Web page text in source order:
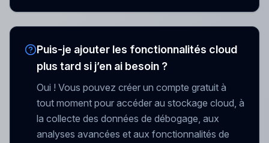
Puis-je ajouter les fonctionnalités cloud
plus tard si j’en ai besoin ?
Oui ! Vous pouvez créer un compte gratuit à
tout moment pour accéder au stockage cloud, à
la collecte des données de débogage, aux
analyses avancées et aux fonctionnalités de